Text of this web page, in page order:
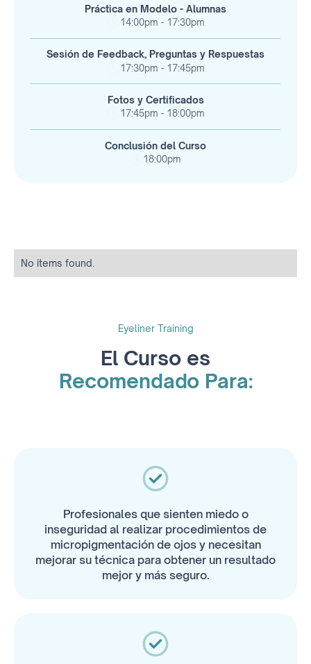
Práctica en Modelo - Alumnas
14:00pm - 17:30pm
Sesión de Feedback, Preguntas y Respuestas
17:30pm - 17:45pm
Fotos y Certificados
17:45pm - 18:00pm
Conclusión del Curso
18:00pm
No items found.
Eyeliner Training
El Curso es
Recomendado Para:
Profesionales que sienten miedo o
inseguridad al realizar procedimientos de
micropigmentación de ojos y necesitan
mejorar su técnica para obtener un resultado
mejor y más seguro.